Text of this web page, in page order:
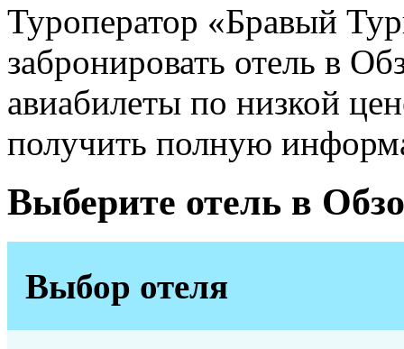
Туроператор «Бравый
забронировать отель в
авиабилеты по низкой
получить полную
Выберите отель в
Выбор отеля